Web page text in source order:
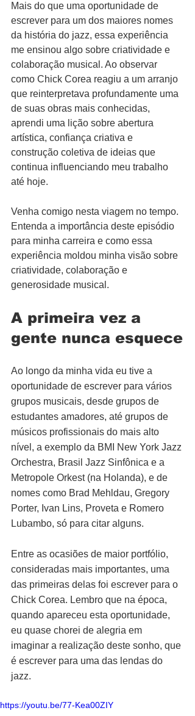
Mais do que uma oportunidade de
escrever para um dos maiores nomes
da história do jazz, essa experiência
me ensinou algo sobre criatividade e
colaboração musical. Ao observar
como Chick Corea reagiu a um arranjo
que reinterpretava profundamente uma
de suas obras mais conhecidas,
aprendi uma lição sobre abertura
artística, confiança criativa e
construção coletiva de ideias que
continua influenciando meu trabalho
até hoje.
Venha comigo nesta viagem no tempo.
Entenda a importância deste episódio
para minha carreira e como essa
experiência moldou minha visão sobre
criatividade, colaboração e
generosidade musical.
A primeira vez a
gente nunca esquece
Ao longo da minha vida eu tive a
oportunidade de escrever para vários
grupos musicais, desde grupos de
estudantes amadores, até grupos de
músicos profissionais do mais alto
nível, a exemplo da BMI New York Jazz
Orchestra, Brasil Jazz Sinfônica e a
Metropole Orkest (na Holanda), e de
nomes como Brad Mehldau, Gregory
Porter, Ivan Lins, Proveta e Romero
Lubambo, só para citar alguns.
Entre as ocasiões de maior portfólio,
consideradas mais importantes, uma
das primeiras delas foi escrever para o
Chick Corea. Lembro que na época,
quando apareceu esta oportunidade,
eu quase chorei de alegria em
imaginar a realização deste sonho, que
é escrever para uma das lendas do
jazz.
https://youtu.be/77-Kea00ZIY